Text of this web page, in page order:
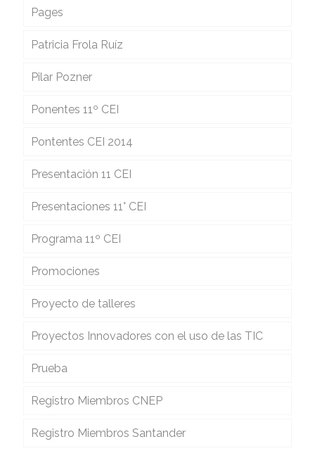
Pages
Patricia Frola Ruíz
Pilar Pozner
Ponentes 11º CEI
Pontentes CEI 2014
Presentación 11 CEI
Presentaciones 11° CEI
Programa 11º CEI
Promociones
Proyecto de talleres
Proyectos Innovadores con el uso de las TIC
Prueba
Registro Miembros CNEP
Registro Miembros Santander